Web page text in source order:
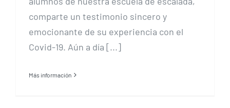
comparte un testimonio sincero y
emocionante de su experiencia con el
Covid-19. Aún a día [...]
Más información